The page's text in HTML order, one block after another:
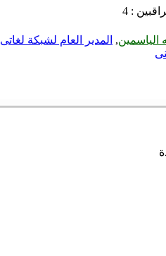
: 4
,المدير العام لشبكة لغاتى ,